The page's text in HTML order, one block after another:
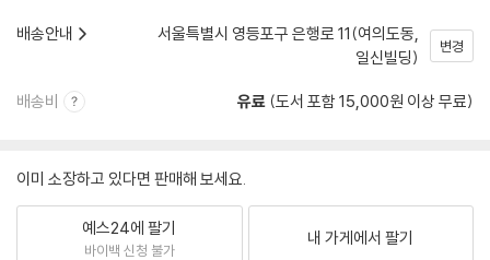
배송안내
서울특별시 영등포구 은행로 11(여의도동,
일신빌딩)
변경
배송비 유료 (도서 포함 15,000원 이상 무료)
이미 소장하고 있다면 판매해 보세요.
예스24에 팔기
바이백 신청 불가
내 가게에서 팔기